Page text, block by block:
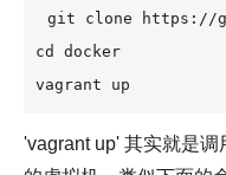
git clone https://
cd docker
vagrant up
'vagrant up' 其实就是